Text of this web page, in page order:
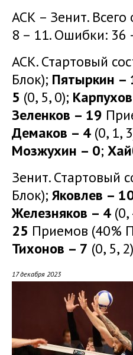
АСК – Зенит. Всего
8 – 11. Ошибки: 36
АСК. Стартовый
Блок); Пятыркин –
5 (0, 5, 0);
Зеленков – 19
Демаков – 4 (0, 1,
Мозжухин – 0;
Зенит. Стартовый
Блок); Яковлев –
Железняков – 4 (0,
25 Приемов (40%
Тихонов – 7 (0, 5,
17 декабря 2023